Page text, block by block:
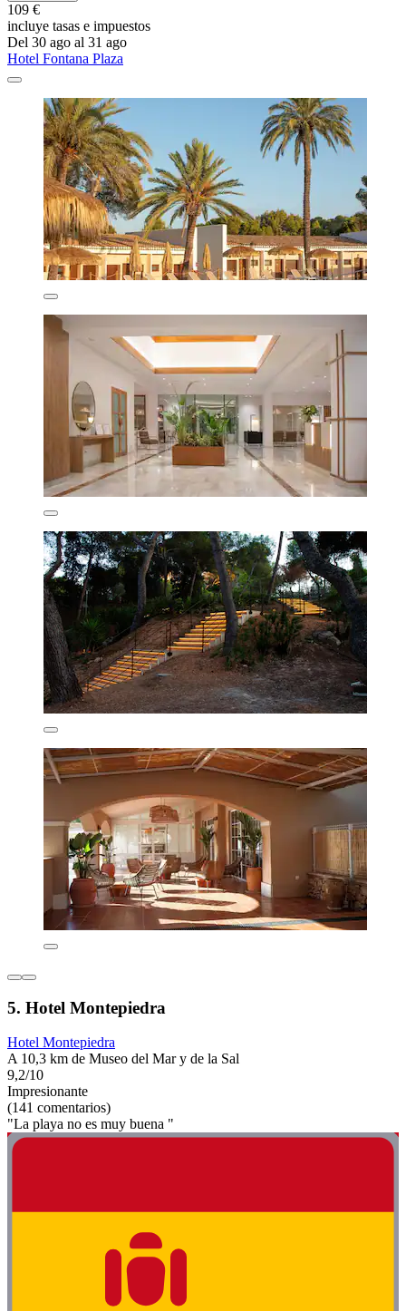
109 €
incluye tasas e impuestos
Del 30 ago al 31 ago
Hotel Fontana Plaza
5. Hotel Montepiedra
Hotel Montepiedra
A 10,3 km de Museo del Mar y de la Sal
9,2/10
Impresionante
(141 comentarios)
"La playa no es muy buena "